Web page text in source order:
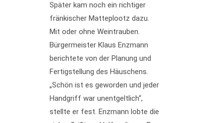
Später kam noch ein richtiger
fränkischer Matteplootz dazu.
Mit oder ohne Weintrauben.
Bürgermeister Klaus Enzmann
berichtete von der Planung und
Fertigstellung des Häuschens.
„Schön ist es geworden und jeder
Handgriff war unentgeltlich“,
stellte er fest. Enzmann lobte die